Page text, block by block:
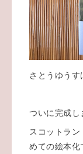
さとうゆう
ついに完成し
スコットラン
めての絵本化